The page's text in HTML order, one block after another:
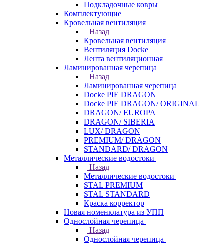
Подкладочные ковры
Комплектующие
Кровельная вентиляция
Назад
Кровельная вентиляция
Вентиляция Docke
Лента вентиляционная
Ламинированная черепица
Назад
Ламинированная черепица
Docke PIE DRAGON
Docke PIE DRAGON/ ORIGINAL
DRAGON/ EUROPA
DRAGON/ SIBERIA
LUX/ DRAGON
PREMIUM/ DRAGON
STANDARD/ DRAGON
Металлические водостоки
Назад
Металлические водостоки
STAL PREMIUM
STAL STANDARD
Краска корректор
Новая номенклатура из УПП
Однослойная черепица
Назад
Однослойная черепица